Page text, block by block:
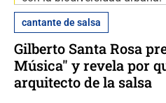
cantante de salsa
Gilberto Santa Rosa
Música" y revela por
arquitecto de la salsa